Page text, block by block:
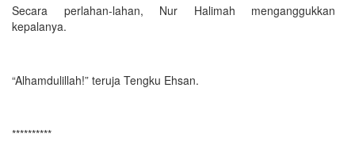
Secara perlahan-lahan, Nur Halimah menganggukkan
kepalanya.
“Alhamdulillah!” teruja Tengku Ehsan.
**********